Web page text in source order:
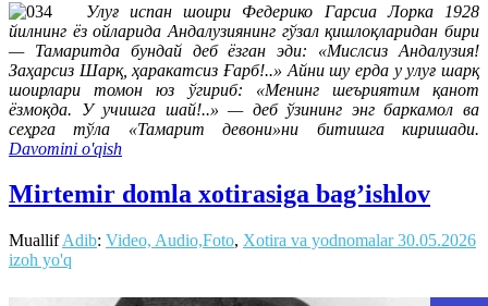
Улуғ испан шоири Федерико Гарсиа Лорка 1928
йилнинг ёз ойларида Андалузиянинг гўзал қишлоқларидан бири
— Тамаритда бундай деб ёзган эди: «Мислсиз Андалузия!
Заҳарсиз Шарқ, ҳаракатсиз Ғарб!..» Айни шу ерда у улуғ шарқ
шоирлари томон юз ўгириб: «Менинг шеъриятим қанот
ёзмоқда. У учишга шай!..» — деб ўзининг энг баркамол ва
сеҳрга тўла «Тамарит девони»ни битишга киришади.
Davomini o'qish
Mirtemir domla xotirasiga bag’ishlov
MuallifAdib: Video, Audio,Foto, Xotira va yodnomalar 30.05.2026
izoh yo'q